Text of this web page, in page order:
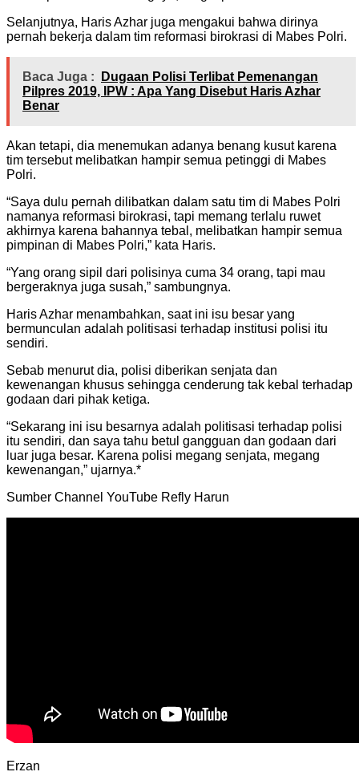
Selanjutnya, Haris Azhar juga mengakui bahwa dirinya
pernah bekerja dalam tim reformasi birokrasi di Mabes Polri.
Baca Juga :
Dugaan Polisi Terlibat Pemenangan
Pilpres 2019, IPW : Apa Yang Disebut Haris Azhar
Benar
Akan tetapi, dia menemukan adanya benang kusut karena
tim tersebut melibatkan hampir semua petinggi di Mabes
Polri.
“Saya dulu pernah dilibatkan dalam satu tim di Mabes Polri
namanya reformasi birokrasi, tapi memang terlalu ruwet
akhirnya karena bahannya tebal, melibatkan hampir semua
pimpinan di Mabes Polri,” kata Haris.
“Yang orang sipil dari polisinya cuma 34 orang, tapi mau
bergeraknya juga susah,” sambungnya.
Haris Azhar menambahkan, saat ini isu besar yang
bermunculan adalah politisasi terhadap institusi polisi itu
sendiri.
Sebab menurut dia, polisi diberikan senjata dan
kewenangan khusus sehingga cenderung tak kebal terhadap
godaan dari pihak ketiga.
“Sekarang ini isu besarnya adalah politisasi terhadap polisi
itu sendiri, dan saya tahu betul gangguan dan godaan dari
luar juga besar. Karena polisi megang senjata, megang
kewenangan,” ujarnya.*
Sumber Channel YouTube Refly Harun
Erzan